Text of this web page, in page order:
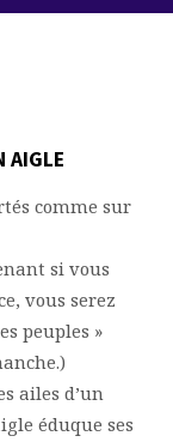
AIGLE
comme sur
si vous
vous serez
peuples »
ailes d’un
éduque ses